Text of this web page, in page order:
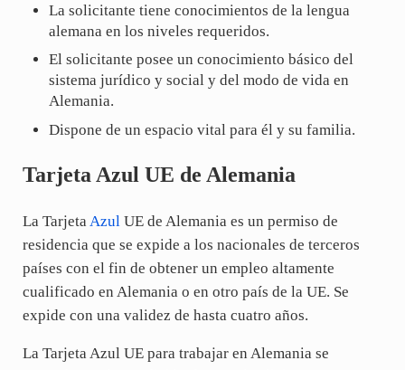
La solicitante tiene conocimientos de la lengua
alemana en los niveles requeridos.
El solicitante posee un conocimiento básico del
sistema jurídico y social y del modo de vida en
Alemania.
Dispone de un espacio vital para él y su familia.
Tarjeta Azul UE de Alemania
La TarjetaAzulUE de Alemania es un permiso de
residencia que se expide a los nacionales de terceros
países con el fin de obtener un empleo altamente
cualificado en Alemania o en otro país de la UE. Se
expide con una validez de hasta cuatro años.
La Tarjeta Azul UE para trabajar en Alemania se